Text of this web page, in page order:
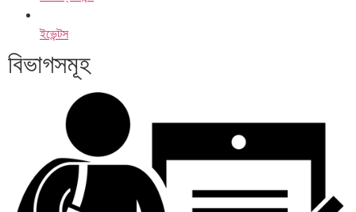
ইভেন্টস
বিভাগসমূহ